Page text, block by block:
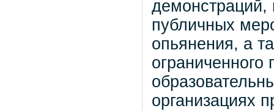
демонстраций,
публичных
опьянения, а
организациях